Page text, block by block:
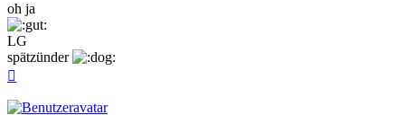
oh ja
LG
spätzünder